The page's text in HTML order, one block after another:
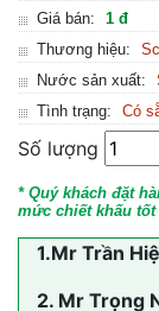
Giá bán:
1 đ
Thương hiệu:
Nước sản xuất:
Tình trạng:
Có
Số lượng
* Quý khách đặt
mức chiết khấu tốt
1.Mr Trần
2. Mr Trọng